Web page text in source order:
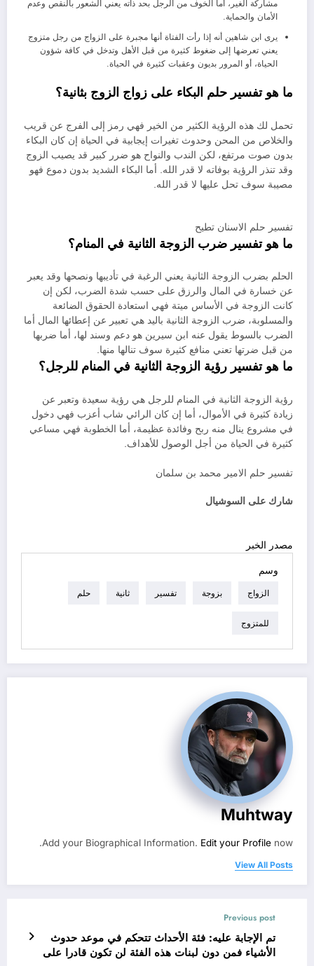
مشاركة الغير، أما الخوف من الرجل بحد ذاته يعني الشعور بالنقص وعدم
الأمان والحماية.
يرى ابن شاهين أنه إذا رأت الفتاة أنها مجبرة على الزواج من رجل متزوج
يعني تعرضها إلى ضغوط كثيرة من قبل الأهل وتدخل في كافة شؤون
الحياة، أو المرور بديون وعقبات كثيرة في الحياة.
ما هو تفسير حلم البكاء على زواج الزوج بثانية؟
تحمل لك هذه الرؤية الكثير من الخير فهي رمز إلى الفرج عن قريب
والخلاص من المحن وحدوث تغيرات إيجابية في الحياة إن كان البكاء
بدون صوت مرتفع، لكن الندب والنواح هو ضرر كبير قد يصيب الزوج
وقد تنذر الرؤية بوفاته لا قدر الله. أما البكاء الشديد بدون دموع فهو
مصيبة سوف تحل عليها لا قدر الله.
تفسير حلم الاسنان تطيح
ما هو تفسير ضرب الزوجة الثانية في المنام؟
الحلم بضرب الزوجة الثانية يعني الرغبة في تأديبها ونصحها وقد يعبر
عن خسارة في المال والرزق على حسب شدة الضرب، لكن إن
كانت الزوجة في الأساس ميتة فهي استعادة الحقوق الضائعة
والمسلوبة، ضرب الزوجة الثانية باليد هي تعبير عن إعطائها المال أما
الضرب بالسوط يقول عنه ابن سيرين هو دعم وسند لها، أما ضربها
من قبل ضرتها تعني منافع كثيرة سوف تنالها منها.
ما هو تفسير رؤية الزوجة الثانية في المنام للرجل؟
رؤية الزوجة الثانية في المنام للرجل هي رؤية سعيدة وتعبر عن
زيادة كثيرة في الأموال، أما إن كان الرائي شاب أعزب فهي دخول
في مشروع ينال منه ربح وفائدة عظيمة، أما الخطوبة فهي مساعي
كثيرة في الحياة من أجل الوصول للأهداف.
تفسير حلم الامير محمد بن سلمان
شارك على السوشيال
مصدر الخبر
وسم
الزواج بزوجة تفسير ثانية حلم
للمتزوج
Muhtway
Add your Biographical Information. Edit your Profile now.
View All Posts
Previous post
تم الإجابة عليه: فئة الأحداث تتحكم في موعد حدوث
الأشياء فمن دون لبنات هذه الفئة لن تكون قادرا على